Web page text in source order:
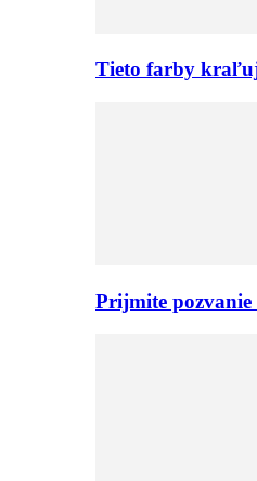
Tieto farby
Prijmite pozvanie